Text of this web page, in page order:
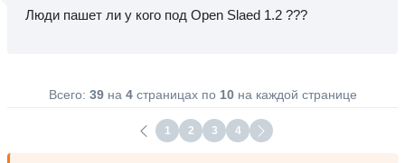
Люди пашет ли у кого под Open Slaed 1.2 ???
Всего: 39на 4страницах по 10на каждой странице
1 2 3 4